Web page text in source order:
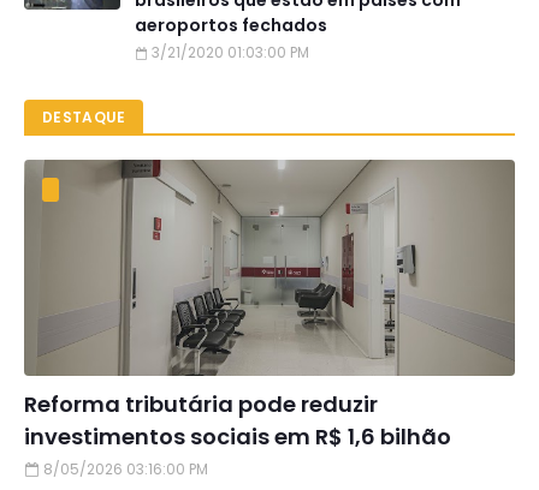
aeroportos fechados
3/21/2020 01:03:00 PM
DESTAQUE
Reforma tributária pode reduzir
investimentos sociais em R$ 1,6 bilhão
8/05/2026 03:16:00 PM